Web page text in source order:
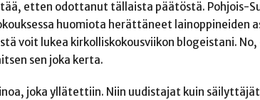
etten odottanut tällaista päätöstä. Pohjois-
huomiota herättäneet
voit lukea kirkolliskokousviikon blogeistani.
sen joka kerta.
joka yllätettiin. Niin uudistajat kuin